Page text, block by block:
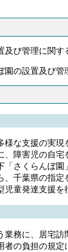
及び管理に関す
園の設置及び管
様な支援の実
、障害児の自
「さくらんぼ
、千葉県の指
児童発達支援
業務に、居宅
者の負担の規